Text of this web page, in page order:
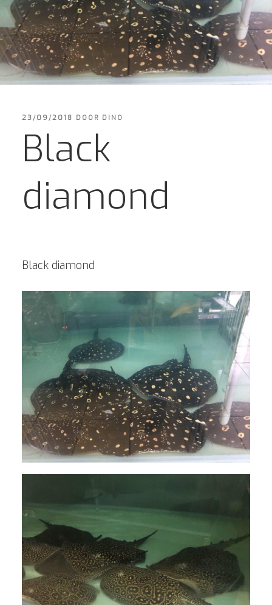
GEPLAATST
23/09/2018 DOOR DINO
Black
diamond
Black diamond